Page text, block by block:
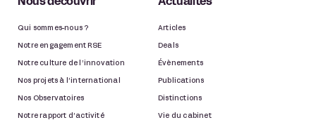
Qui sommes-nous ?
Notre engagement RSE
Notre culture de l’innovation
Nos projets à l’international
Nos Observatoires
Notre rapport d’activité
Articles
Deals
Évènements
Publications
Distinctions
Vie du cabinet